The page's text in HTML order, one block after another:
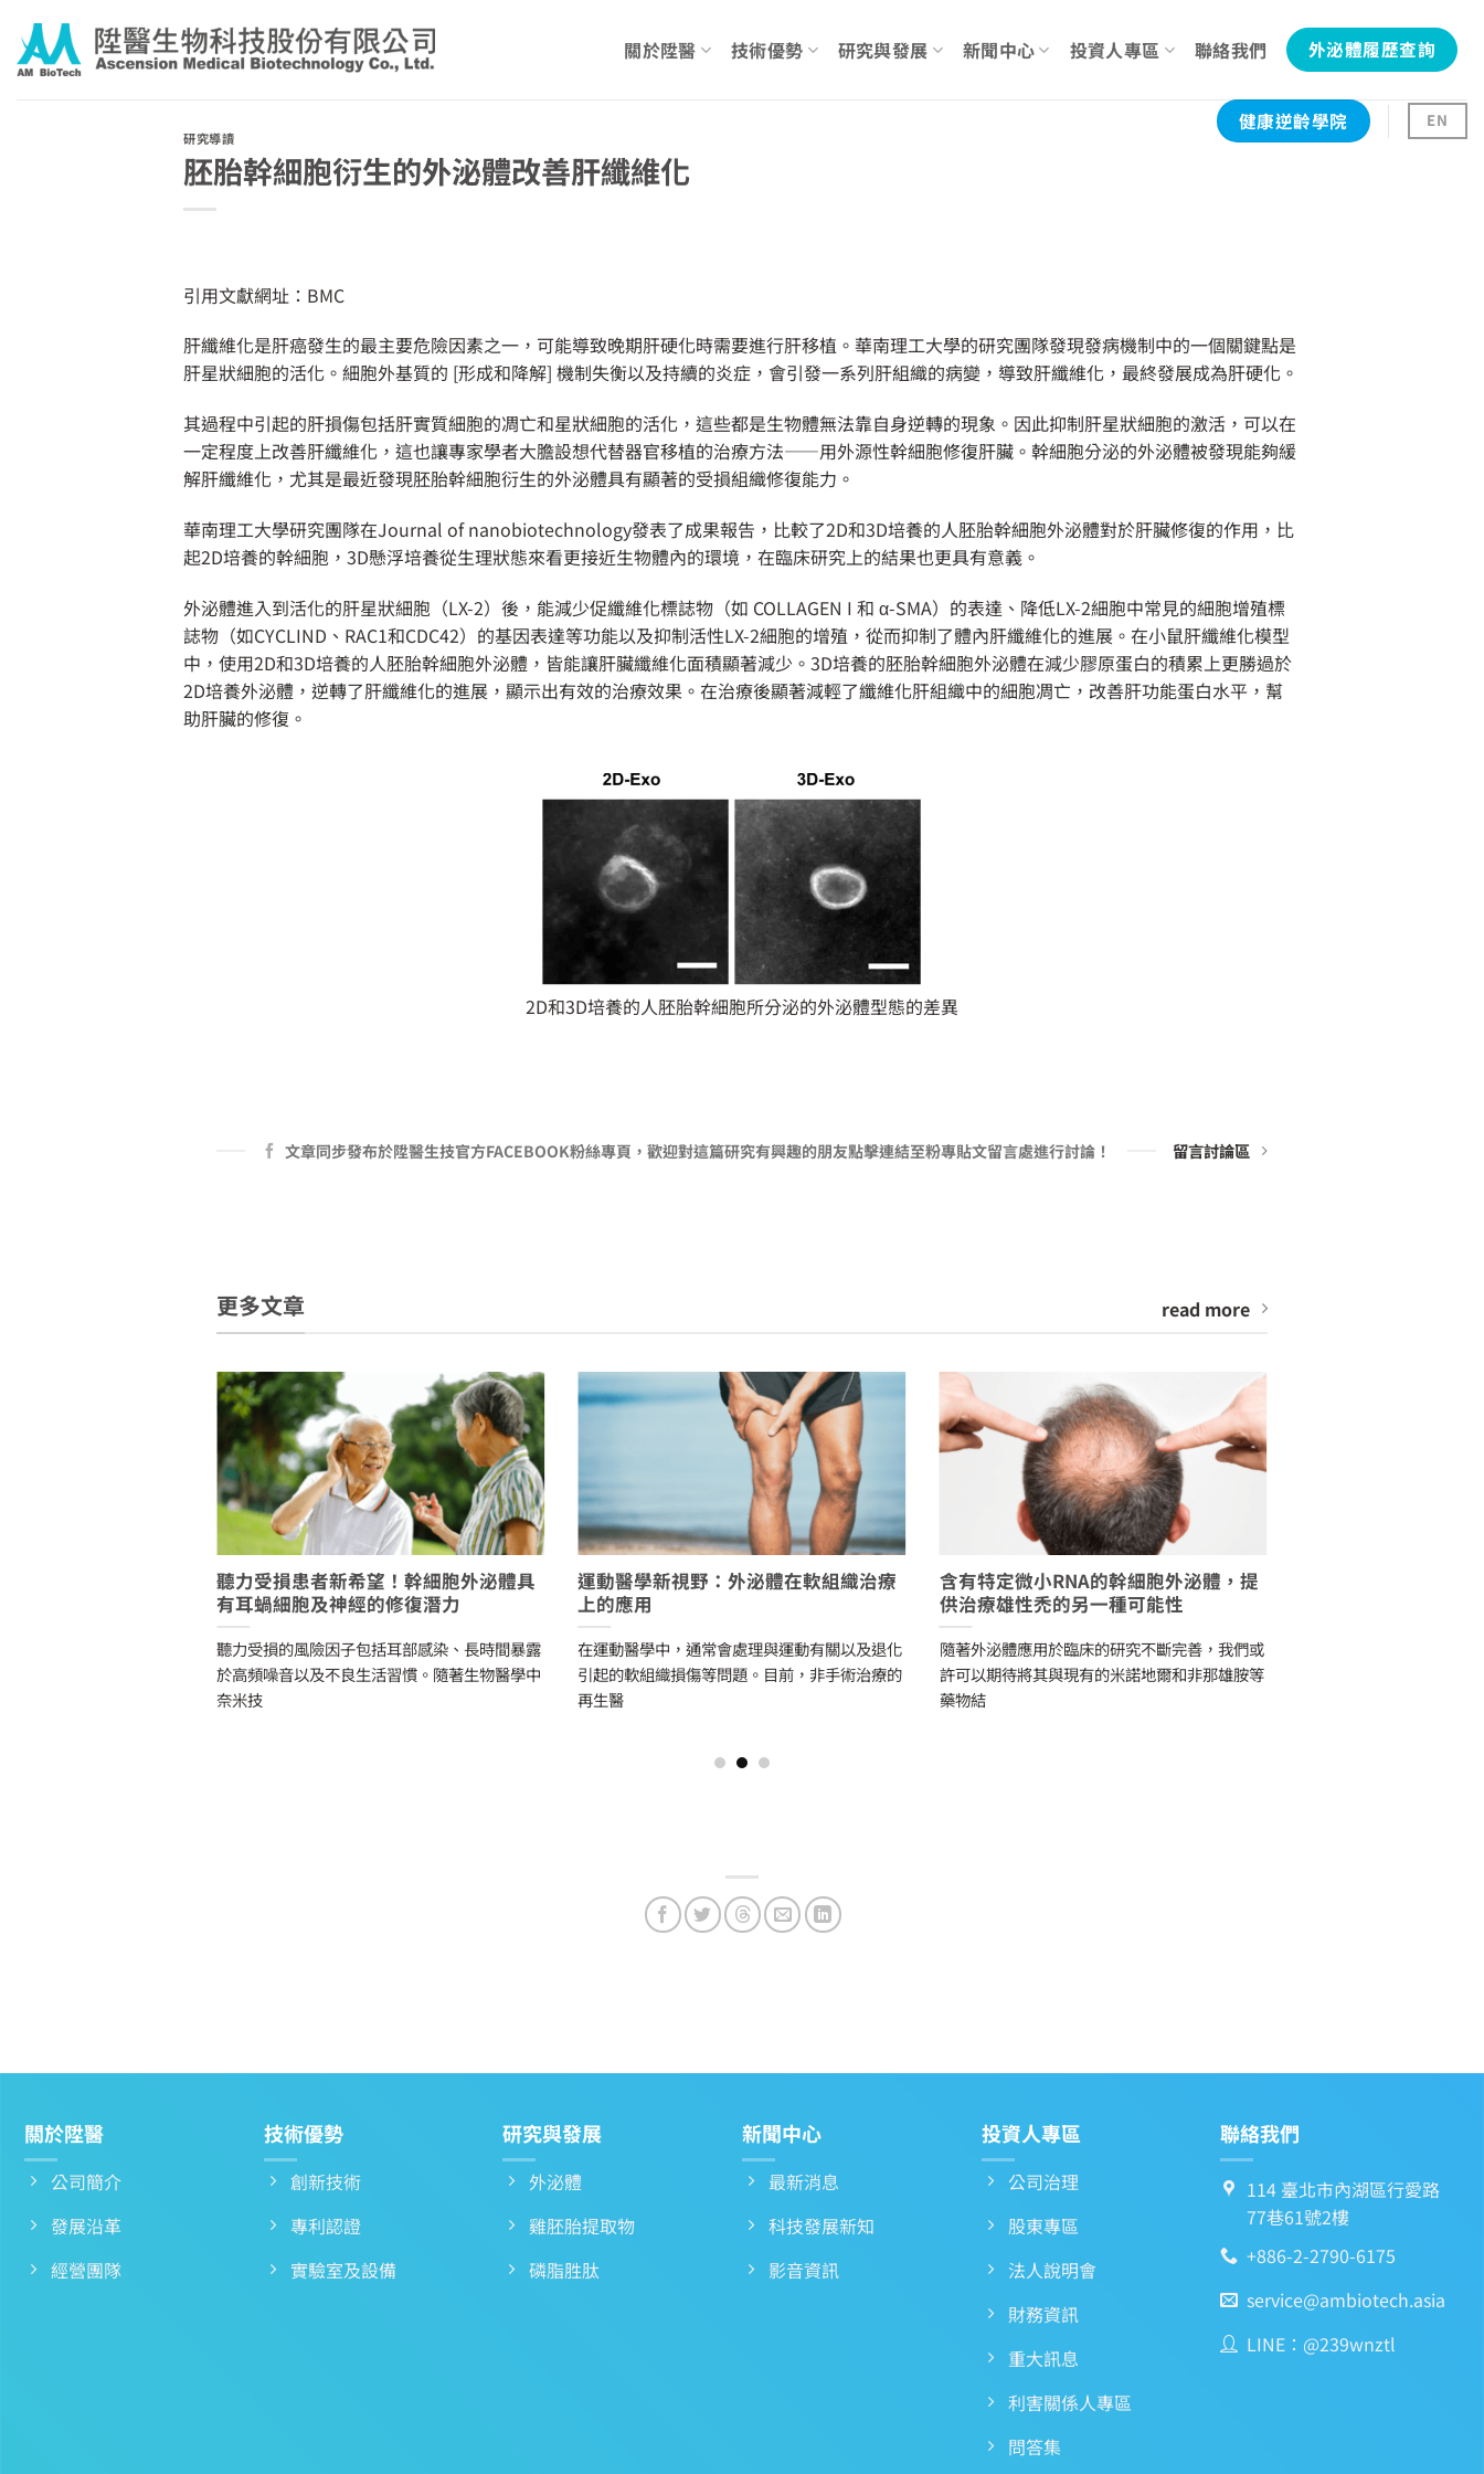
content
關於陞醫 技術優勢 研究與發展 新聞中心 投資人專區 聯絡我們 外泌體履歷查詢
健康逆齡學院 EN
研究導讀
胚胎幹細胞衍生的外泌體改善肝纖維化
引用文獻網址： BMC
肝纖維化是肝癌發生的最主要危險因素之一，可能導致晚期肝硬化時需要進行肝移植。華南理工大學的研究團隊發現發病機制中的一個關鍵點是
肝星狀細胞的活化。細胞外基質的 [形成和降解] 機制失衡以及持續的炎症，會引發一系列肝組織的病變，導致肝纖維化，最終發展成為肝硬化。
其過程中引起的肝損傷包括肝實質細胞的凋亡和星狀細胞的活化，這些都是生物體無法靠自身逆轉的現象。因此抑制肝星狀細胞的激活，可以在
一定程度上改善肝纖維化，這也讓專家學者大膽設想代替器官移植的治療方法——用外源性幹細胞修復肝臟。幹細胞分泌的外泌體被發現能夠緩
解肝纖維化，尤其是最近發現胚胎幹細胞衍生的外泌體具有顯著的受損組織修復能力。
華南理工大學研究團隊在Journal of nanobiotechnology發表了成果報告，比較了2D和3D培養的人胚胎幹細胞外泌體對於肝臟修復的作用，比
起2D培養的幹細胞，3D懸浮培養從生理狀態來看更接近生物體內的環境，在臨床研究上的結果也更具有意義。
外泌體進入到活化的肝星狀細胞（LX-2）後，能減少促纖維化標誌物（如 COLLAGEN I 和 α-SMA）的表達、降低LX-2細胞中常見的細胞增殖標
誌物（如CYCLIND、RAC1和CDC42）的基因表達等功能以及抑制活性LX-2細胞的增殖，從而抑制了體內肝纖維化的進展。在小鼠肝纖維化模型
中，使用2D和3D培養的人胚胎幹細胞外泌體，皆能讓肝臟纖維化面積顯著減少。3D培養的胚胎幹細胞外泌體在減少膠原蛋白的積累上更勝過於
2D培養外泌體，逆轉了肝纖維化的進展，顯示出有效的治療效果。在治療後顯著減輕了纖維化肝組織中的細胞凋亡，改善肝功能蛋白水平，幫
助肝臟的修復。
2D和3D培養的人胚胎幹細胞所分泌的外泌體型態的差異
文章同步發布於陞醫生技官方FACEBOOK粉絲專頁，歡迎對這篇研究有興趣的朋友點擊連結至粉專貼文留言處進行討論！ 留言討論區
更多文章 read more
聽力受損患者新希望！幹細胞外泌體具
有耳蝸細胞及神經的修復潛力
聽力受損的風險因子包括耳部感染、長時間暴露
於高頻噪音以及不良生活習慣。隨著生物醫學中
奈米技
運動醫學新視野：外泌體在軟組織治療
上的應用
在運動醫學中，通常會處理與運動有關以及退化
引起的軟組織損傷等問題。目前，非手術治療的
再生醫
含有特定微小RNA的幹細胞外泌體，提
供治療雄性禿的另一種可能性
隨著外泌體應用於臨床的研究不斷完善，我們或
許可以期待將其與現有的米諾地爾和非那雄胺等
藥物結
關於陞醫
公司簡介
發展沿革
經營團隊
技術優勢
創新技術
專利認證
實驗室及設備
研究與發展
外泌體
雞胚胎提取物
磷脂胜肽
新聞中心
最新消息
科技發展新知
影音資訊
投資人專區
公司治理
股東專區
法人說明會
財務資訊
重大訊息
利害關係人專區
問答集
聯絡我們
114 臺北市內湖區行愛路
77巷61號2樓
+886-2-2790-6175
service@ambiotech.asia
LINE：@239wnztl